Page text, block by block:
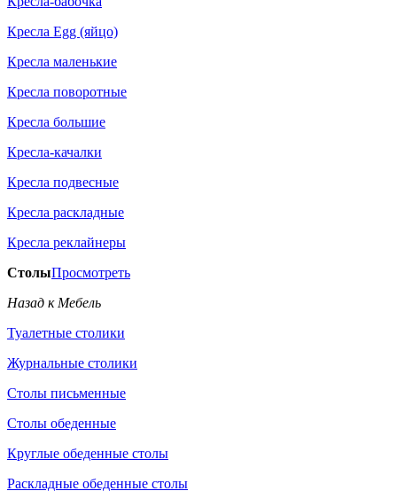
Кресла Egg (яйцо)
Кресла маленькие
Кресла поворотные
Кресла большие
Кресла-качалки
Кресла подвесные
Кресла раскладные
Кресла реклайнеры
СтолыПросмотреть
Назад к Мебель
Туалетные столики
Журнальные столики
Столы письменные
Столы обеденные
Круглые обеденные столы
Раскладные обеденные столы